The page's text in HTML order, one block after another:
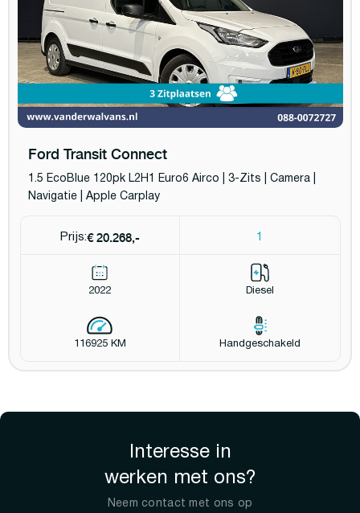
Ford Transit Connect
1.5 EcoBlue 120pk L2H1 Euro6 Airco | 3-Zits | Camera |
Navigatie | Apple Carplay
Prijs:€ 20.268,- 1
2022 Diesel
116925 KM Handgeschakeld
Interesse in
werken met ons?
Neem contact met ons op